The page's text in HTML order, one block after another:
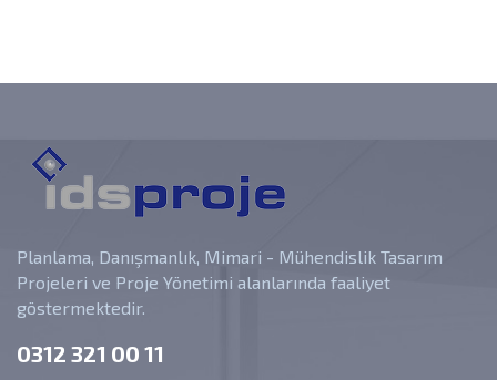
Planlama, Danışmanlık, Mimari - Mühendislik Tasarım
Projeleri ve Proje Yönetimi alanlarında faaliyet
göstermektedir.
0312 321 00 11